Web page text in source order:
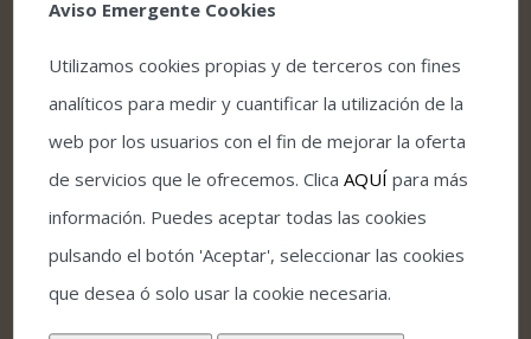
estatus como referente global.
Disponemos de mochilas vibratorias, para
personas con discapacidad auditiva. Solicitar al
menos con un mínimo de 72 horas previas al
espectáculo, solicitándolo
ag_protocolo.imae@ayuncordoba.es
Aviso Emergente Cookies
Utilizamos cookies propias y de terceros con fines
analíticos para medir y cuantificar la utilización de la
web por los usuarios con el fin de mejorar la oferta
de servicios que le ofrecemos. ClicaAQUÍ para más
información. Puedes aceptar todas las cookies
pulsando el botón 'Aceptar', seleccionar las cookies
que desea ó solo usar la cookie necesaria.